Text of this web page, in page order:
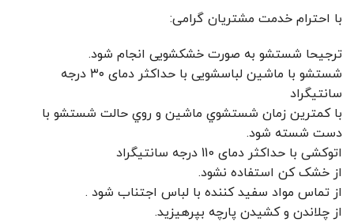
با احترام خدمت مشتریان گرامی:
ترجیحا شستشو به صورت خشکشویی انجام شود.
شستشو با ماشین لباسشویی با حداکثر دمای ۳۰ درجه
سانتیگراد
با کمترين زمان شستشوي ماشين و روي حالت شستشو با
دست شسته شود.
اتوکشی با حداکثر دمای 110 درجه سانتیگراد
از خشک کن استفاده نشود.
از تماس مواد سفید کننده با لباس اجتناب شود .
از چلاندن و کشيدن پارچه بپرهيزيد.